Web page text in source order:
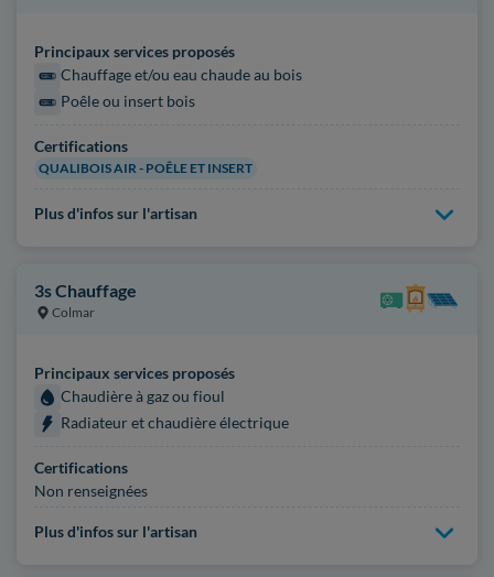
Principaux services proposés
Chauffage et/ou eau chaude au bois
Poêle ou insert bois
Certifications
QUALIBOIS AIR - POÊLE ET INSERT
Plus d'infos sur l'artisan
3s Chauffage
Colmar
Principaux services proposés
Chaudière à gaz ou fioul
Radiateur et chaudière électrique
Certifications
Non renseignées
Plus d'infos sur l'artisan